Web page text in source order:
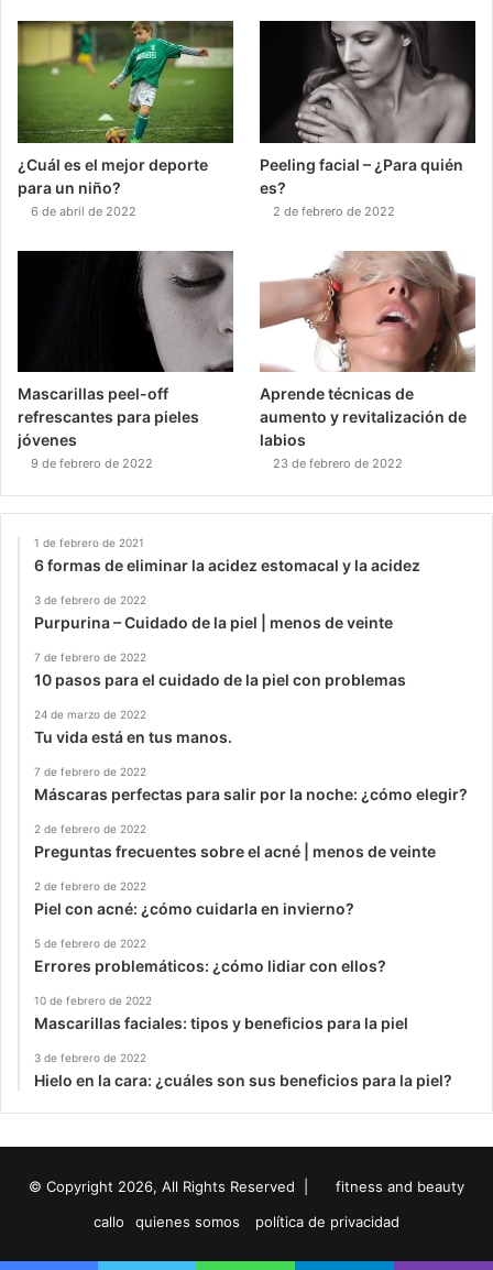
¿Cuál es el mejor deporte
para un niño?
6 de abril de 2022
Peeling facial – ¿Para quién
es?
2 de febrero de 2022
Mascarillas peel-off
refrescantes para pieles
jóvenes
9 de febrero de 2022
Aprende técnicas de
aumento y revitalización de
labios
23 de febrero de 2022
1 de febrero de 2021
6 formas de eliminar la acidez estomacal y la acidez
3 de febrero de 2022
Purpurina – Cuidado de la piel | menos de veinte
7 de febrero de 2022
10 pasos para el cuidado de la piel con problemas
24 de marzo de 2022
Tu vida está en tus manos.
7 de febrero de 2022
Máscaras perfectas para salir por la noche: ¿cómo elegir?
2 de febrero de 2022
Preguntas frecuentes sobre el acné | menos de veinte
2 de febrero de 2022
Piel con acné: ¿cómo cuidarla en invierno?
5 de febrero de 2022
Errores problemáticos: ¿cómo lidiar con ellos?
10 de febrero de 2022
Mascarillas faciales: tipos y beneficios para la piel
3 de febrero de 2022
Hielo en la cara: ¿cuáles son sus beneficios para la piel?
© Copyright 2026, All Rights Reserved |
fitness and beauty
callo
quienes somos política de privacidad